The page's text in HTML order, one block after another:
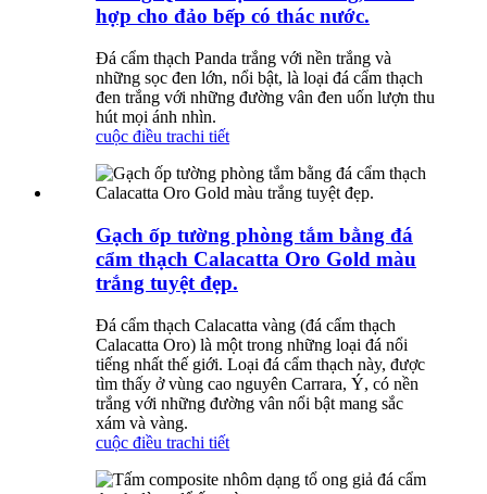
hợp cho đảo bếp có thác nước.
Đá cẩm thạch Panda trắng với nền trắng và
những sọc đen lớn, nổi bật, là loại đá cẩm thạch
đen trắng với những đường vân đen uốn lượn thu
hút mọi ánh nhìn.
cuộc điều trachi tiết
Gạch ốp tường phòng tắm bằng đá
cẩm thạch Calacatta Oro Gold màu
trắng tuyệt đẹp.
Đá cẩm thạch Calacatta vàng (đá cẩm thạch
Calacatta Oro) là một trong những loại đá nổi
tiếng nhất thế giới. Loại đá cẩm thạch này, được
tìm thấy ở vùng cao nguyên Carrara, Ý, có nền
trắng với những đường vân nổi bật mang sắc
xám và vàng.
cuộc điều trachi tiết